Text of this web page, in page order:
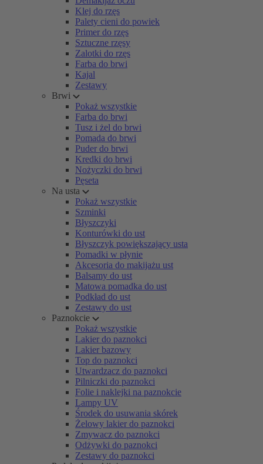
Klej do rzęs
Palety cieni do powiek
Primer do rzęs
Sztuczne rzęsy
Zalotki do rzęs
Farba do brwi
Kajal
Zestawy
Brwi
Pokaż wszystkie
Farba do brwi
Tusz i żel do brwi
Pomada do brwi
Puder do brwi
Kredki do brwi
Nożyczki do brwi
Pęseta
Na usta
Pokaż wszystkie
Szminki
Błyszczyki
Konturówki do ust
Błyszczyk powiększający usta
Pomadki w płynie
Akcesoria do makijażu ust
Balsamy do ust
Matowa pomadka do ust
Podkład do ust
Zestawy do ust
Paznokcie
Pokaż wszystkie
Lakier do paznokci
Lakier bazowy
Top do paznokci
Utwardzacz do paznokci
Pilniczki do paznokci
Folie i naklejki na paznokcie
Lampy UV
Środek do usuwania skórek
Żelowy lakier do paznokci
Zmywacz do paznokci
Odżywki do paznokci
Zestawy do paznokci